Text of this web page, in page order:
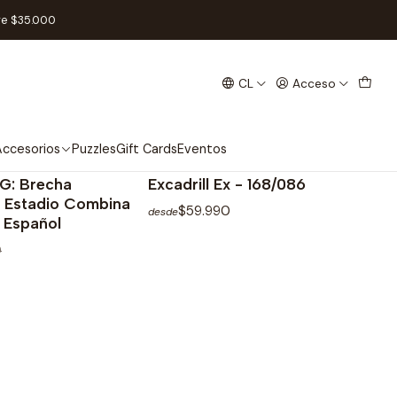
CL Acceso
PuzzlesGift CardsEventos
$35.000
Brecha
Combina
Excadrill Ex - 168/086
desde$59.990